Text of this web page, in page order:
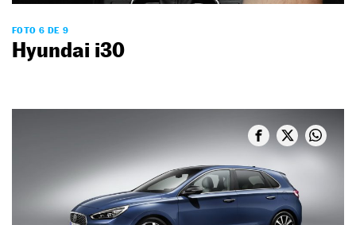
FOTO 6 DE 9
Hyundai i30